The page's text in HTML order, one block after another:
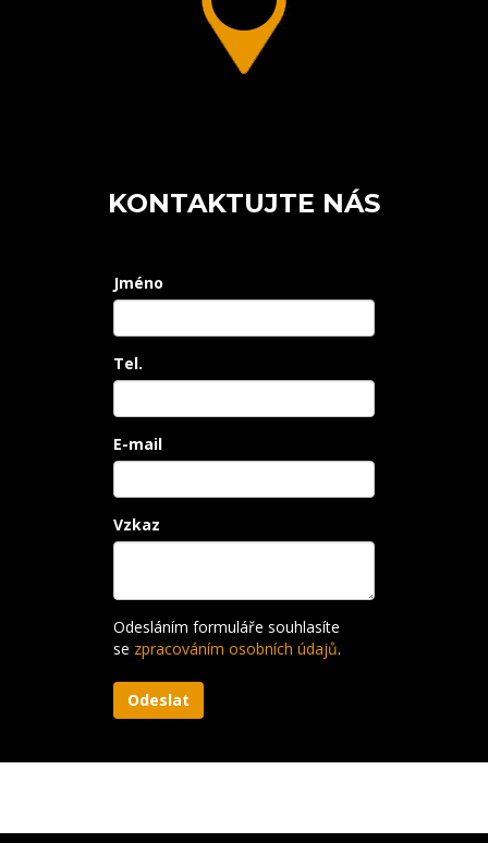
KONTAKTUJTE NÁS
Jméno
Tel.
E-mail
Vzkaz
Odesláním formuláře souhlasíte
se zpracováním osobních údajů.